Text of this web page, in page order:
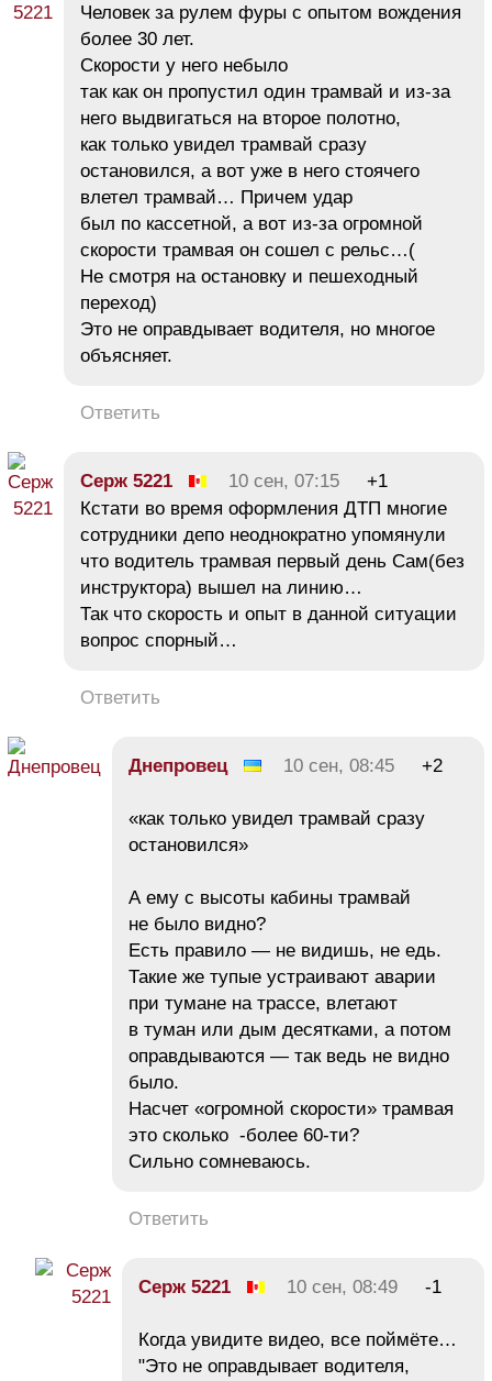
Человек за рулем фуры с опытом вождения
более 30 лет.
Скорости у него небыло
так как он пропустил один трамвай и из-за
него выдвигаться на второе полотно,
как только увидел трамвай сразу
остановился, а вот уже в него стоячего
влетел трамвай… Причем удар
был по кассетной, а вот из-за огромной
скорости трамвая он сошел с рельс…(
Не смотря на остановку и пешеходный
переход)
Это не оправдывает водителя, но многое
объясняет.
Ответить
Серж 5221 10 сен, 07:15
+1
Кстати во время оформления ДТП многие
сотрудники депо неоднократно упомянули
что водитель трамвая первый день Сам(без
инструктора) вышел на линию…
Так что скорость и опыт в данной ситуации
вопрос спорный…
Ответить
Днепровец 10 сен, 08:45 +2
«как только увидел трамвай сразу
остановился»
А ему с высоты кабины трамвай
не было видно?
Есть правило — не видишь, не едь.
Такие же тупые устраивают аварии
при тумане на трассе, влетают
в туман или дым десятками, а потом
оправдываются — так ведь не видно
было.
Насчет «огромной скорости» трамвая
это сколько -более 60-ти?
Сильно сомневаюсь.
Ответить
Серж 5221 10 сен, 08:49 -1
Когда увидите видео, все поймёте…
"Это не оправдывает водителя,